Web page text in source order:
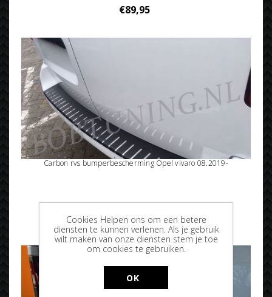
€89,95
Carbon rvs bumperbescherming Opel vivaro 08.2019-
€114,95
Cookies Helpen ons om een betere
diensten te kunnen verlenen. Als je gebruik
wilt maken van onze diensten stem je toe
om cookies te gebruiken.
OK